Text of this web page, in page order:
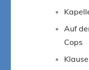
Auf
Cops